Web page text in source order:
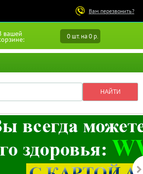
Вам перезвонить?
вашей 0 шт. на 0 р.